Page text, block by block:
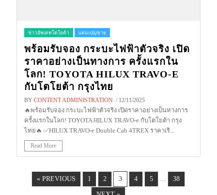
ข่าวอัพเดทโตโยต้า แคมเปญขาย
พร้อมรับจอง กระบะไฟฟ้าตัวจริง เปิด
ราคาอย่างเป็นทางการ ครั้งแรกใน
โลก! TOYOTA HILUX TRAVO-E
กับโตโยต้า กรุงไทย
BY CONTENT ADMINISTRATION / 12/11/2025
🔥พร้อมรับจอง กระบะไฟฟ้าตัวจริง เปิดราคาอย่างเป็นทางการ
ครั้งแรกในโลก! TOYOTA HILUX TRAVO-e กับโตโยต้า กรุง
ไทย🔥 ✅HILUX TRAVO-e Double Cab 4TREX ราคาเริ...
Read More
« PREVIOUS 1 2 3 4 5 … 38